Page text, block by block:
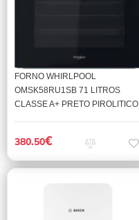
FORNO WHIRLPOOL
OMSK58RU1SB 71 LITROS
CLASSE A+ PRETO PIROLITICO
380.50€